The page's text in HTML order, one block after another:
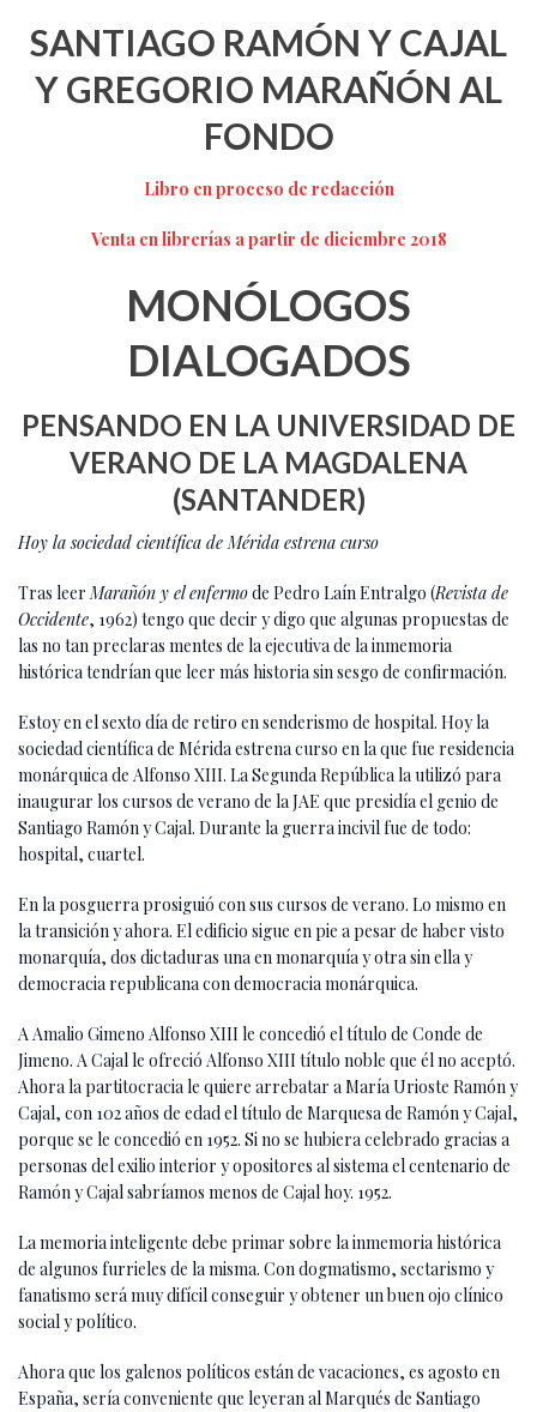
SANTIAGO RAMÓN Y CAJAL
Y GREGORIO MARAÑÓN AL
FONDO
Libro en proceso de redacción
Venta en librerías a partir de diciembre 2018
MONÓLOGOS
DIALOGADOS
PENSANDO EN LA UNIVERSIDAD DE
VERANO DE LA MAGDALENA
(SANTANDER)
Hoy la sociedad científica de Mérida estrena curso
Tras leerMarañón y el enfermode Pedro Laín Entralgo (Revista de
Occidente, 1962) tengo que decir y digo que algunas propuestas de
las no tan preclaras mentes de la ejecutiva de la inmemoria
histórica tendrían que leer más historia sin sesgo de confirmación.
Estoy en el sexto día de retiro en senderismo de hospital. Hoy la
sociedad científica de Mérida estrena curso en la que fue residencia
monárquica de Alfonso XIII. La Segunda República la utilizó para
inaugurar los cursos de verano de la JAE que presidía el genio de
Santiago Ramón y Cajal. Durante la guerra incivil fue de todo:
hospital, cuartel.
En la posguerra prosiguió con sus cursos de verano. Lo mismo en
la transición y ahora. El edificio sigue en pie a pesar de haber visto
monarquía, dos dictaduras una en monarquía y otra sin ella y
democracia republicana con democracia monárquica.
A Amalio Gimeno Alfonso XIII le concedió el título de Conde de
Jimeno. A Cajal le ofreció Alfonso XIII título noble que él no aceptó.
Ahora la partitocracia le quiere arrebatar a María Urioste Ramón y
Cajal, con 102 años de edad el título de Marquesa de Ramón y Cajal,
porque se le concedió en 1952. Si no se hubiera celebrado gracias a
personas del exilio interior y opositores al sistema el centenario de
Ramón y Cajal sabríamos menos de Cajal hoy. 1952.
La memoria inteligente debe primar sobre la inmemoria histórica
de algunos furrieles de la misma. Con dogmatismo, sectarismo y
fanatismo será muy difícil conseguir y obtener un buen ojo clínico
social y político.
Ahora que los galenos políticos están de vacaciones, es agosto en
España, sería conveniente que leyeran al Marqués de Santiago